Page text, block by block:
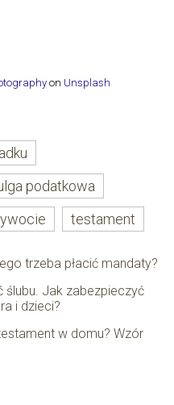
on Unsplash
podatkowa
testament
trzeba płacić mandaty?
ślubu. Jak zabezpieczyć
i dzieci?
w domu? Wzór